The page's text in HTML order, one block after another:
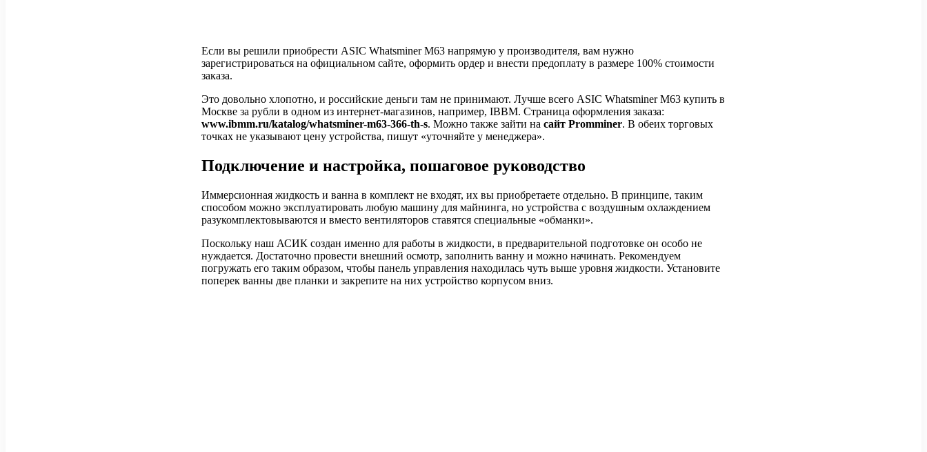
Если вы решили приобрести ASIC Whatsminer M63 напрямую у производителя, вам нужно
зарегистрироваться на официальном сайте, оформить ордер и внести предоплату в размере 100% стоимости
заказа.
Это довольно хлопотно, и российские деньги там не принимают. Лучше всего ASIC Whatsminer M63 купить в
Москве за рубли в одном из интернет-магазинов, например, IBBM. Страница оформления заказа:
www.ibmm.ru/katalog/whatsminer-m63-366-th-s. Можно также зайти на сайт Promminer. В обеих торговых
точках не указывают цену устройства, пишут «уточняйте у менеджера».
Подключение и настройка, пошаговое руководство
Иммерсионная жидкость и ванна в комплект не входят, их вы приобретаете отдельно. В принципе, таким
способом можно эксплуатировать любую машину для майнинга, но устройства с воздушным охлаждением
разукомплектовываются и вместо вентиляторов ставятся специальные «обманки».
Поскольку наш АСИК создан именно для работы в жидкости, в предварительной подготовке он особо не
нуждается. Достаточно провести внешний осмотр, заполнить ванну и можно начинать. Рекомендуем
погружать его таким образом, чтобы панель управления находилась чуть выше уровня жидкости. Установите
поперек ванны две планки и закрепите на них устройство корпусом вниз.